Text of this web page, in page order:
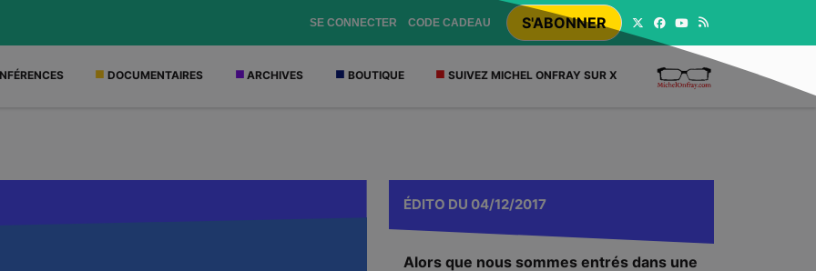
SE CONNECTER CODE CADEAU S'ABONNER
DOCUMENTAIRES ARCHIVES BOUTIQUE SUIVEZ MICHEL ONFRAY SUR X
ÉDITO DU 04/12/2017
Alors que nous sommes entrés dans une